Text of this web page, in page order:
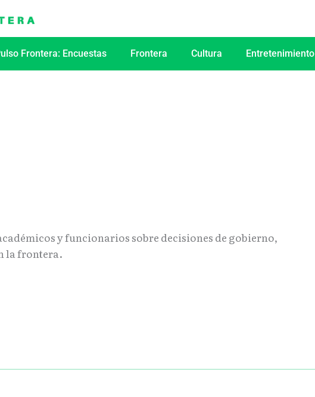
Frontera: Encuestas Frontera Cultura Entretenimiento
y funcionarios sobre decisiones de gobierno,
la frontera.